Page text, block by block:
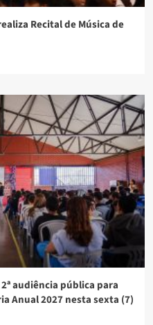
Recital de Música de
audiência pública para
Anual 2027 nesta sexta (7)